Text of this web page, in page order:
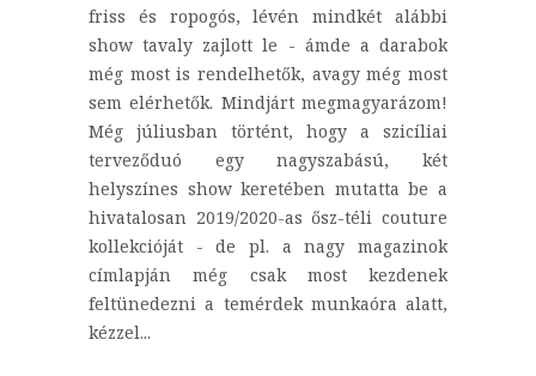
friss és ropogós, lévén mindkét alábbi
show tavaly zajlott le - ámde a darabok
még most is rendelhetők, avagy még most
sem elérhetők. Mindjárt megmagyarázom!
Még júliusban történt, hogy a szicíliai
terveződuó egy nagyszabású, két
helyszínes show keretében mutatta be a
hivatalosan 2019/2020-as ősz-téli couture
kollekcióját - de pl. a nagy magazinok
címlapján még csak most kezdenek
feltünedezni a temérdek munkaóra alatt,
kézzel...